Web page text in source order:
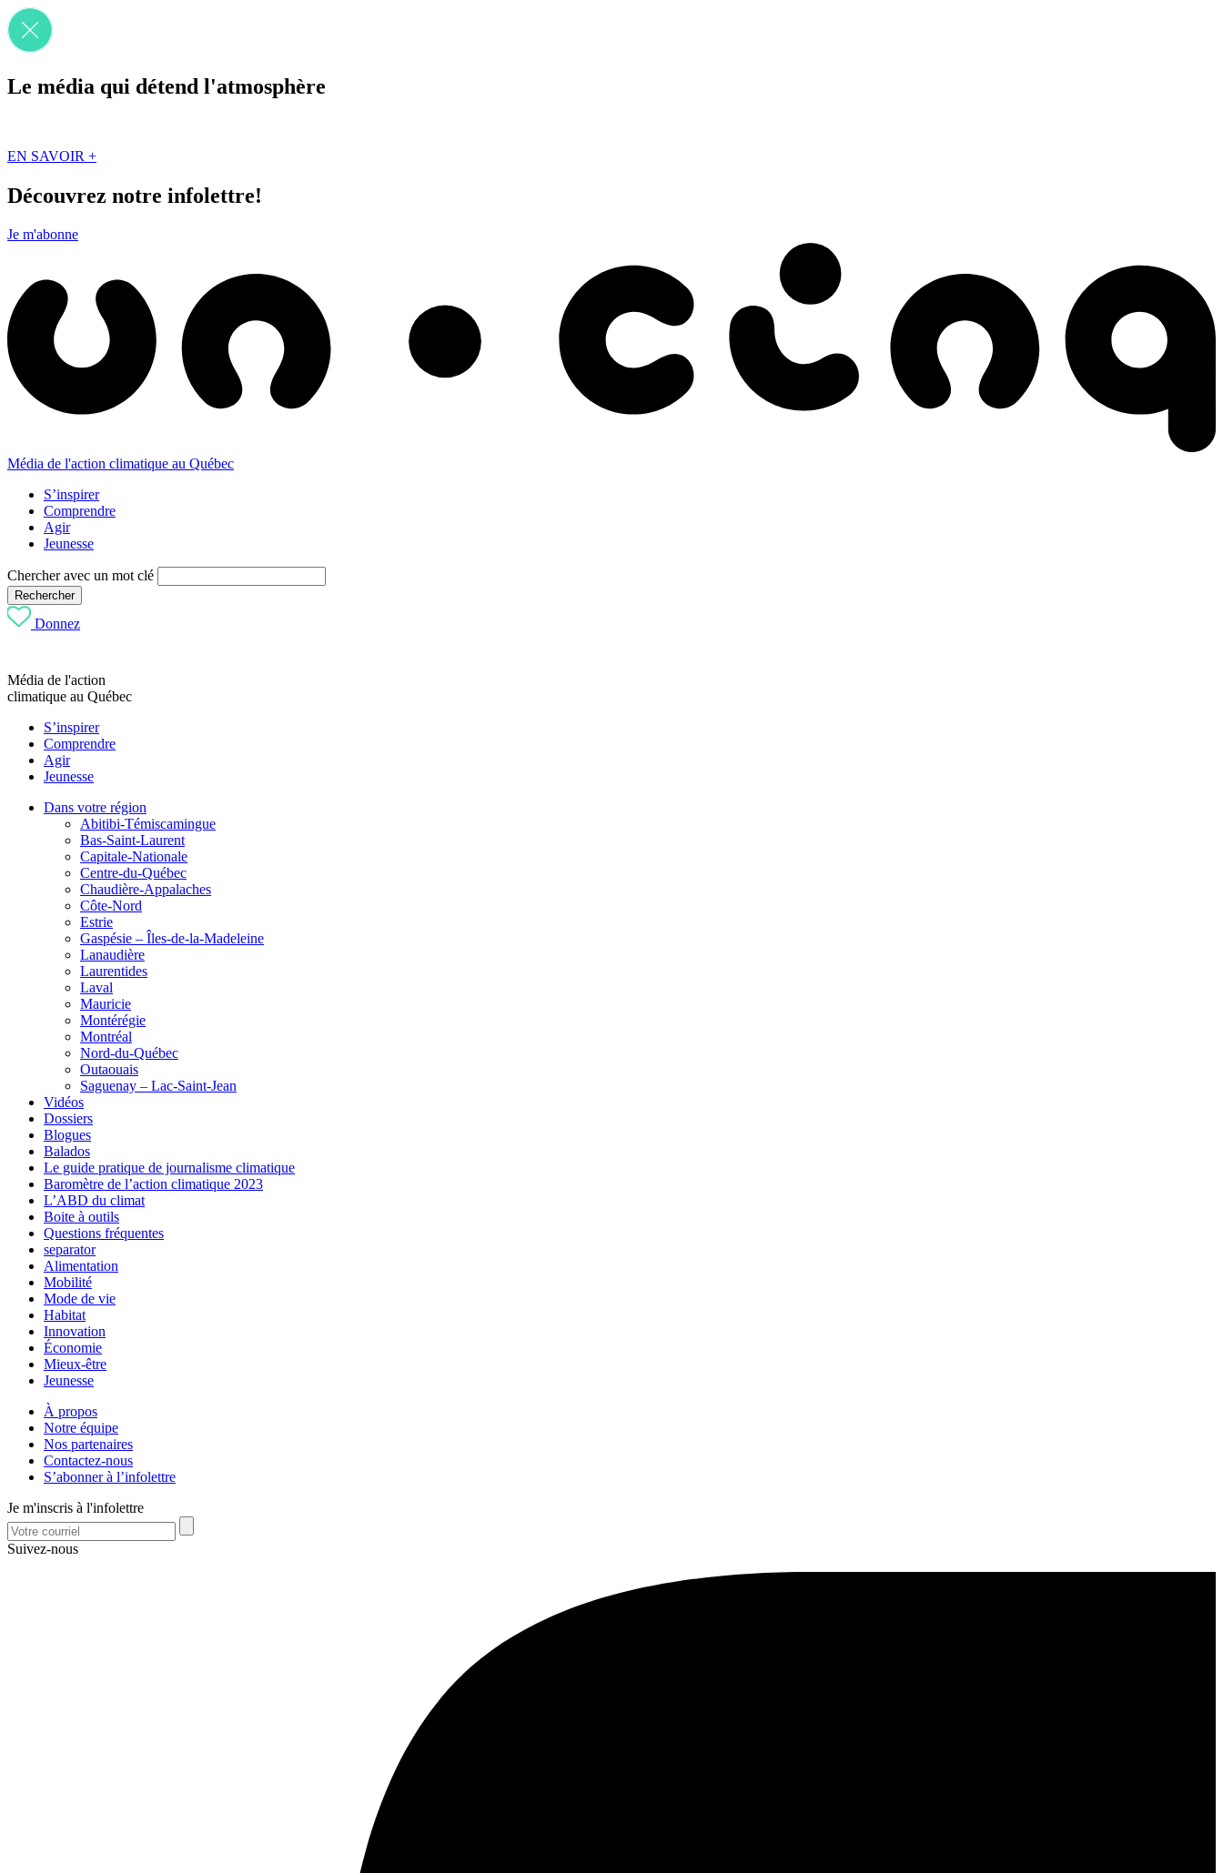
Le média qui détend l'atmosphère
EN SAVOIR +
Découvrez notre infolettre!
Je m'abonne
Média de l'action climatique au Québec
S’inspirer
Comprendre
Agir
Jeunesse
Chercher avec un mot clé
Rechercher
Donnez
Média de l'action
climatique au Québec
S’inspirer
Comprendre
Agir
Jeunesse
Dans votre région
Abitibi-Témiscamingue
Bas-Saint-Laurent
Capitale-Nationale
Centre-du-Québec
Chaudière-Appalaches
Côte-Nord
Estrie
Gaspésie – Îles-de-la-Madeleine
Lanaudière
Laurentides
Laval
Mauricie
Montérégie
Montréal
Nord-du-Québec
Outaouais
Saguenay – Lac-Saint-Jean
Vidéos
Dossiers
Blogues
Balados
Le guide pratique de journalisme climatique
Baromètre de l’action climatique 2023
L’ABD du climat
Boite à outils
Questions fréquentes
separator
Alimentation
Mobilité
Mode de vie
Habitat
Innovation
Économie
Mieux-être
Jeunesse
À propos
Notre équipe
Nos partenaires
Contactez-nous
S’abonner à l’infolettre
Je m'inscris à l'infolettre
Suivez-nous